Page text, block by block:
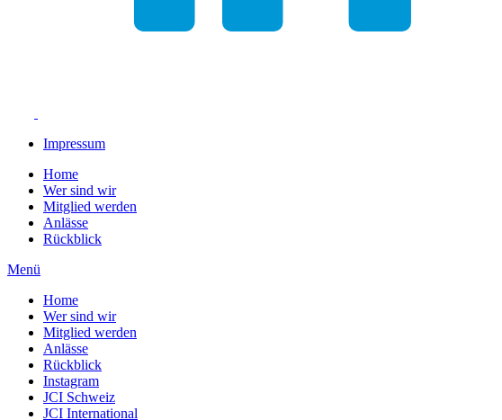
Impressum
Home
Wer sind wir
Mitglied werden
Anlässe
Rückblick
Menü
Home
Wer sind wir
Mitglied werden
Anlässe
Rückblick
Instagram
JCI Schweiz
JCI International